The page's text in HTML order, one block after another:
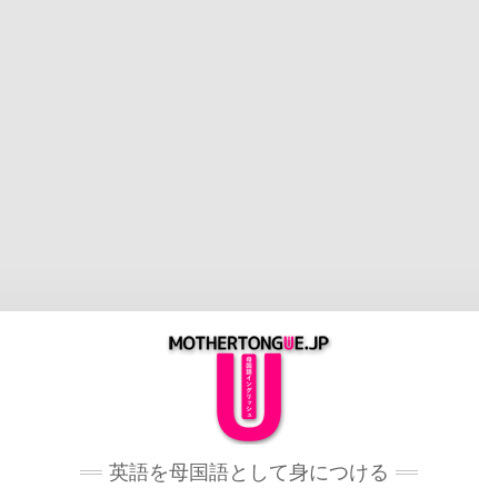
英語を母国語として身につける